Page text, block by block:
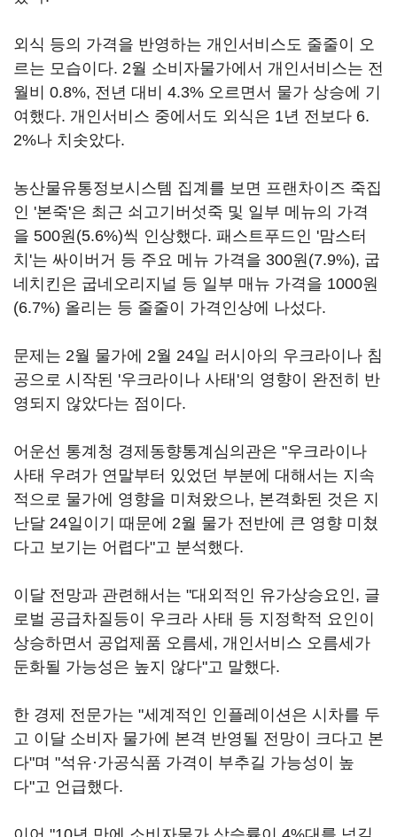
외식 등의 가격을 반영하는 개인서비스도 줄줄이 오
르는 모습이다. 2월 소비자물가에서 개인서비스는 전
월비 0.8%, 전년 대비 4.3% 오르면서 물가 상승에 기
여했다. 개인서비스 중에서도 외식은 1년 전보다 6.
2%나 치솟았다.
농산물유통정보시스템 집계를 보면 프랜차이즈 죽집
인 '본죽'은 최근 쇠고기버섯죽 및 일부 메뉴의 가격
을 500원(5.6%)씩 인상했다. 패스트푸드인 '맘스터
치'는 싸이버거 등 주요 메뉴 가격을 300원(7.9%), 굽
네치킨은 굽네오리지널 등 일부 매뉴 가격을 1000원
(6.7%) 올리는 등 줄줄이 가격인상에 나섰다.
문제는 2월 물가에 2월 24일 러시아의 우크라이나 침
공으로 시작된 '우크라이나 사태'의 영향이 완전히 반
영되지 않았다는 점이다.
어운선 통계청 경제동향통계심의관은 "우크라이나
사태 우려가 연말부터 있었던 부분에 대해서는 지속
적으로 물가에 영향을 미쳐왔으나, 본격화된 것은 지
난달 24일이기 때문에 2월 물가 전반에 큰 영향 미쳤
다고 보기는 어렵다"고 분석했다.
이달 전망과 관련해서는 "대외적인 유가상승요인, 글
로벌 공급차질등이 우크라 사태 등 지정학적 요인이
상승하면서 공업제품 오름세, 개인서비스 오름세가
둔화될 가능성은 높지 않다"고 말했다.
한 경제 전문가는 "세계적인 인플레이션은 시차를 두
고 이달 소비자 물가에 본격 반영될 전망이 크다고 본
다"며 "석유·가공식품 가격이 부추길 가능성이 높
다"고 언급했다.